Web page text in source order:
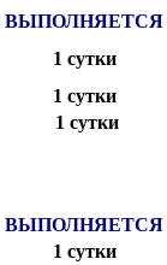
ВЫПОЛНЯЕТСЯ
1 сутки
1 сутки
1 сутки
ВЫПОЛНЯЕТСЯ
1 сутки